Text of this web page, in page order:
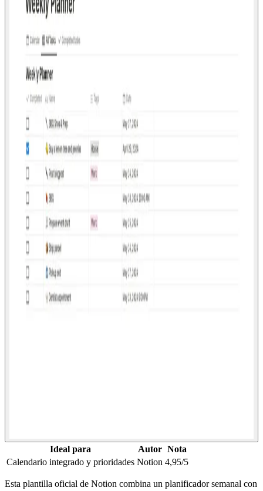
Ideal para Autor Nota
Calendario integrado y prioridades Notion 4,95/5
Esta plantilla oficial de Notion combina un planificador semanal con